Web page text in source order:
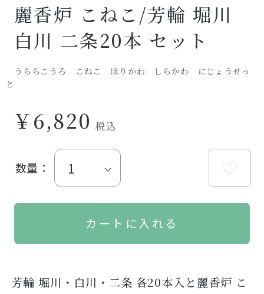
麗香炉 こねこ/芳輪 堀川
白川 二条20本 セット
うららこうろ こねこ ほりかわ しらかわ にじょうせっ
と
￥6,820
数量：
芳輪 堀川・白川・二条 各20本入と麗香炉 こ